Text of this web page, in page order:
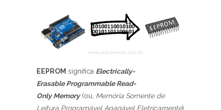
EEPROM significa Electrically-
Erasable Programmable Read-
Only Memory(ou, Memória Somente de
Leitura Programável Apagável Eletricamente)